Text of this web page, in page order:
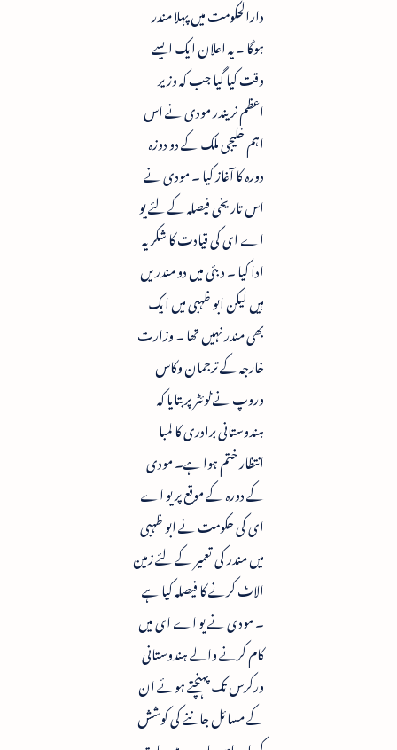
دارالحکومت میں پہلا مندر
ہوگا ۔ یہ اعلان ایک ایسے
وقت کیا گیا جب کہ وزیر
اعظم نریندر مودی نے اس
اہم خلیجی ملک کے دو دوزہ
دورہ کا آغاز کیا ۔ مودی نے
اس تاریخی فیصلہ کے لئے یو
اے ای کی قیادت کا شکریہ
ادا کیا ۔ دبئی میں دو مندریں
ہیں لیکن ابو ظہبی میں ایک
بھی مندر نہیں تھا ۔ وزارت
خارجہ کے ترجمان وکاس
وروپ نے ٹوئٹر پر بتایا کہ
ہندوستانی برادری کا لمبا
انتظار ختم ہوا ہے۔ مودی
کے دورہ کے موقع پر یو اے
ای کی حکومت نے ابو ظہبی
میں مندر کی تعمیر کے لئے زمین
الاٹ کرنے کا فیصلہ کیا ہے
۔ مودی نے یو اے ای میں
کام کرنے والے ہندوستانی
ورکرس تک پہنچتے ہوئے ان
کے مسائل جاننے کی کوشش